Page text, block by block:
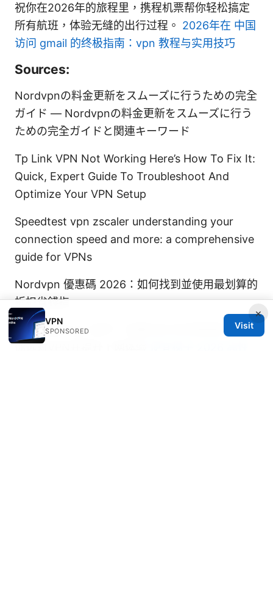
祝你在2026年的旅程里，携程机票帮你轻松搞定
所有航班，体验无缝的出行过程。 2026年在 中国
访问 gmail 的终极指南：vpn 教程与实用技巧
Sources:
Nordvpnの料金更新をスムーズに行うための完全
ガイド — Nordvpnの料金更新をスムーズに行う
ための完全ガイドと関連キーワード
Tp Link VPN Not Working Here’s How To Fix It:
Quick, Expert Guide To Troubleshoot And
Optimize Your VPN Setup
Speedtest vpn zscaler understanding your
connection speed and more: a comprehensive
guide for VPNs
Nordvpn 優惠碼 2026：如何找到並使用最划算的
折扣省錢指
好用的梯子vpn 知乎：全面对比与实用指南，帮助
你选对VPN并提升上网体验
×
VPN
SPONSORED
Visit